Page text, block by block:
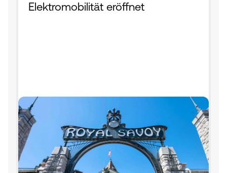
Elektromobilität eröffnet